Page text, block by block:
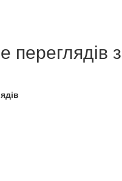
переглядів